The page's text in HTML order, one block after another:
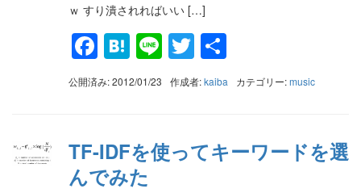
ｗ すり潰されればいい […]
Facebook
Hatena
LineTwitter
有
公開済み: 2012/01/23 作成者:kaiba カテゴリー:music
TF-IDFを使ってキーワードを選
んでみた